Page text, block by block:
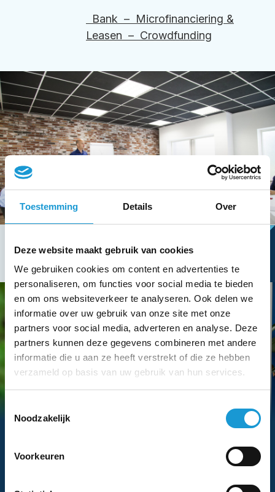
Toestemming Details Over
Deze website maakt gebruik van cookies
We gebruiken cookies om content en advertenties te
personaliseren, om functies voor social media te bieden
en om ons websiteverkeer te analyseren. Ook delen we
informatie over uw gebruik van onze site met onze
partners voor social media, adverteren en analyse. Deze
partners kunnen deze gegevens combineren met andere
informatie die u aan ze heeft verstrekt of die ze hebben
verzameld op basis van uw gebruik van hun services.
Noodzakelijk
Voorkeuren
Bank – Microfinanciering &
Leasen – Crowdfunding